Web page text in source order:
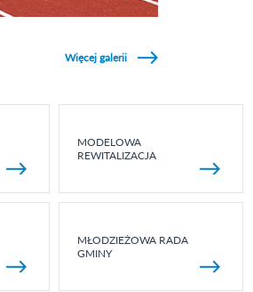
Więcej galerii
MODELOWA
REWITALIZACJA
MŁODZIEŻOWA RADA
GMINY